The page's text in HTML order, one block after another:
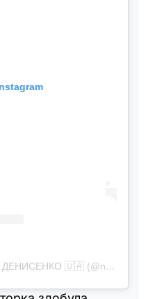
Допис, поширений НАТАЛКА ДЕНИСЕНКО 🇺🇦 (@natalka_denisenko)